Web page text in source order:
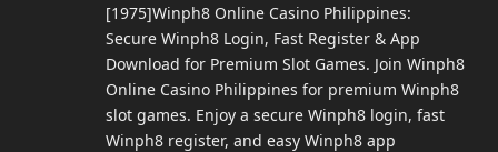
[1975]Winph8 Online Casino Philippines:
Secure Winph8 Login, Fast Register & App
Download for Premium Slot Games. Join Winph8
Online Casino Philippines for premium Winph8
slot games. Enjoy a secure Winph8 login, fast
Winph8 register, and easy Winph8 app